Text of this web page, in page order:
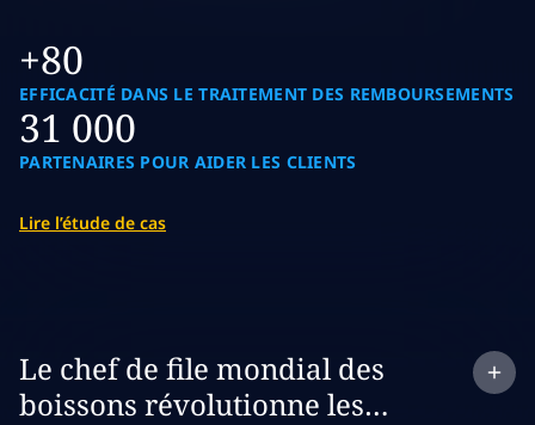
+80
EFFICACITÉ DANS LE TRAITEMENT DES REMBOURSEMENTS
31 000
PARTENAIRES POUR AIDER LES CLIENTS
Lire l’étude de cas
Expandcase study:
Le chef de file mondial des
boissons révolutionne les